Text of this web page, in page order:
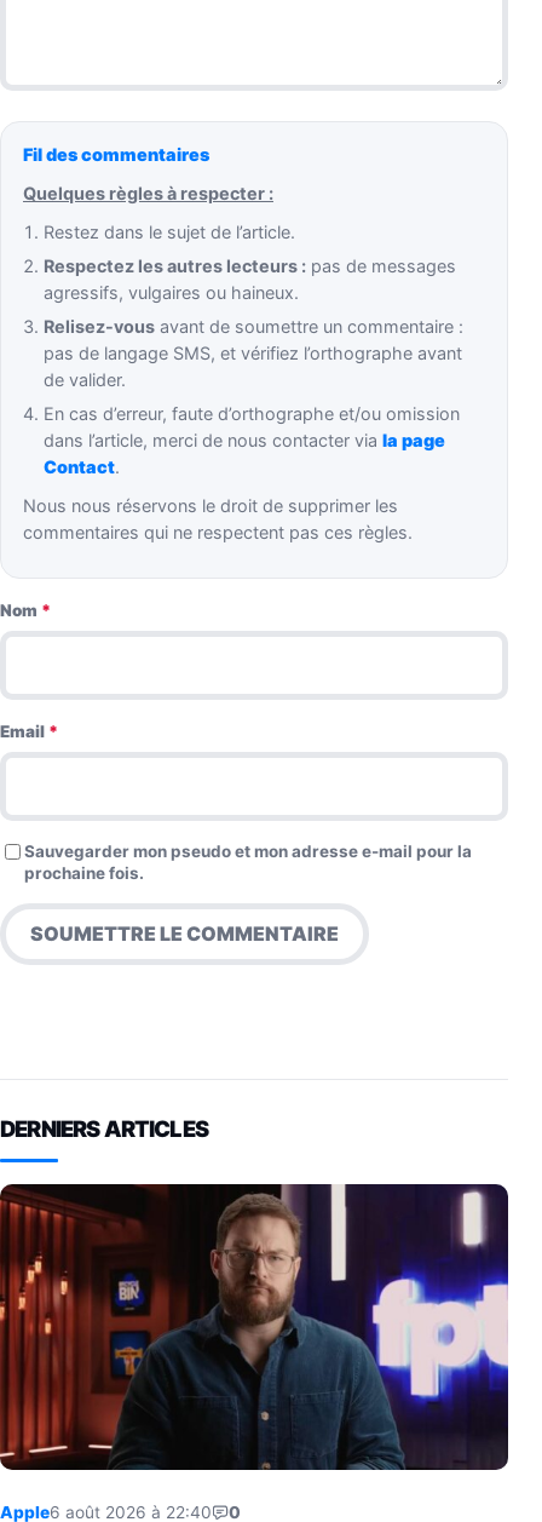
Fil des commentaires
Quelques règles à respecter :
Restez dans le sujet de l’article.
Respectez les autres lecteurs : pas de messages
agressifs, vulgaires ou haineux.
Relisez-vous avant de soumettre un commentaire :
pas de langage SMS, et vérifiez l’orthographe avant
de valider.
En cas d’erreur, faute d’orthographe et/ou omission
dans l’article, merci de nous contacter viala page
Contact.
Nous nous réservons le droit de supprimer les
commentaires qui ne respectent pas ces règles.
Nom *
Email *
Sauvegarder mon pseudo et mon adresse e-mail pour la
prochaine fois.
DERNIERS ARTICLES
Apple6 août 2026 à 22:40 0